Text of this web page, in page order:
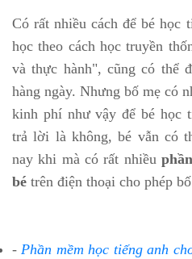
Có rất nhiều cách để bé học
học theo cách học truyền
và thực hành", cũng có thể
hàng ngày. Nhưng bố mẹ có
kinh phí như vậy để bé học
trả lời là không, bé vẫn có
nay khi mà có rất nhiều
bé trên điện thoại cho phép
-Phần mềm học tiếng anh